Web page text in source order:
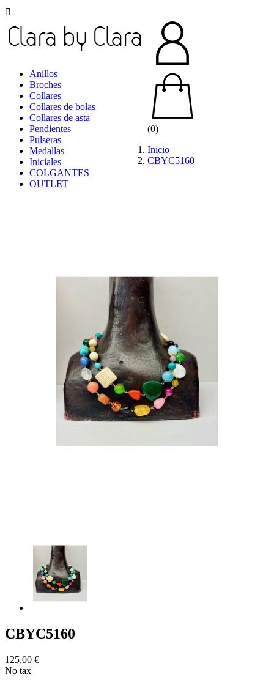

Anillos
Broches
Collares
Collares de bolas
Collares de asta
Pendientes
Pulseras
Medallas
Iniciales
COLGANTES
OUTLET
(0)
Inicio
CBYC5160
CBYC5160
125,00 €
No tax